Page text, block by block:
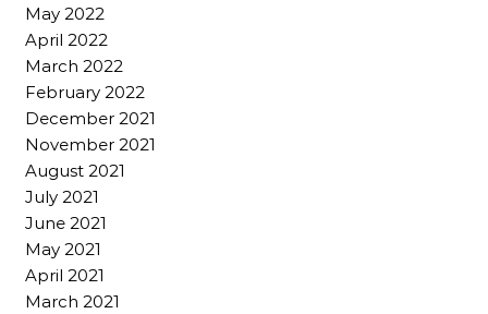
May 2022
April 2022
March 2022
February 2022
December 2021
November 2021
August 2021
July 2021
June 2021
May 2021
April 2021
March 2021